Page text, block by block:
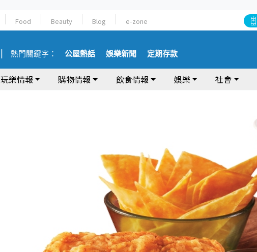
Food Beauty Blog e-zone
熱門關鍵字： 公屋熱話 娛樂新聞 定期存款
玩樂情報 購物情報 飲食情報 娛樂 社會